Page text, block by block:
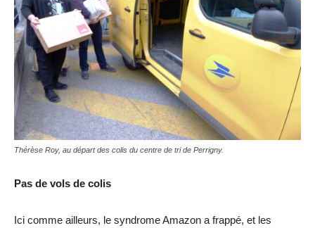
Thérèse Roy, au départ des colis du centre de tri de Perrigny.
Pas de vols de colis
Ici comme ailleurs, le syndrome Amazon a frappé, et les